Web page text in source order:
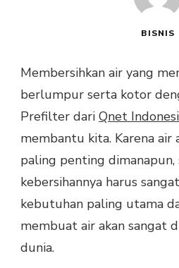
BISNIS
Membersihkan air yang
berlumpur serta kotor
Prefilter dari Qnet
membantu kita. Karena air
paling penting dimanapun,
kebersihannya harus
kebutuhan paling utama
membuat air akan sangat
dunia.